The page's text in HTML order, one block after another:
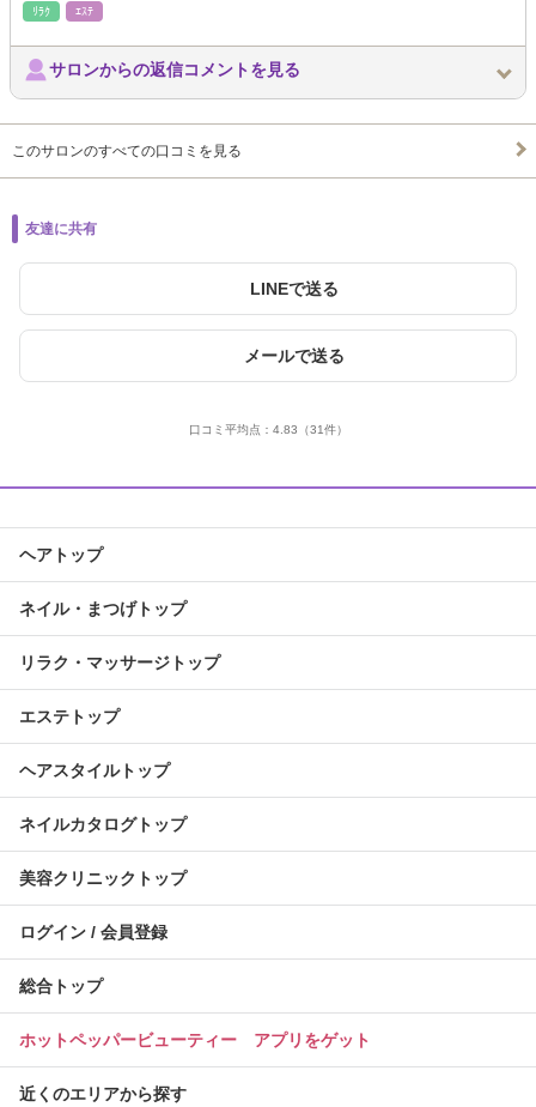
ﾘﾗｸ ｴｽﾃ
サロンからの返信コメントを見る
このサロンのすべての口コミを見る
友達に共有
LINEで送る
メールで送る
口コミ平均点： 4.83 （31件）
ヘアトップ
ネイル・まつげトップ
リラク・マッサージトップ
エステトップ
ヘアスタイルトップ
ネイルカタログトップ
美容クリニックトップ
ログイン / 会員登録
総合トップ
ホットペッパービューティー アプリをゲット
近くのエリアから探す